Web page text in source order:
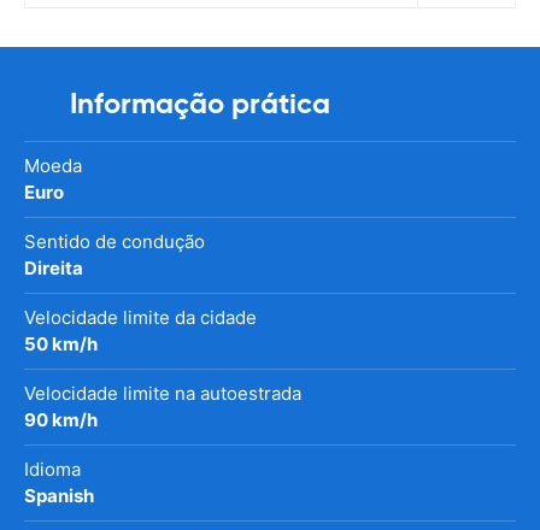
Informação prática
Moeda
Euro
Sentido de condução
Direita
Velocidade limite da cidade
50 km/h
Velocidade limite na autoestrada
90 km/h
Idioma
Spanish